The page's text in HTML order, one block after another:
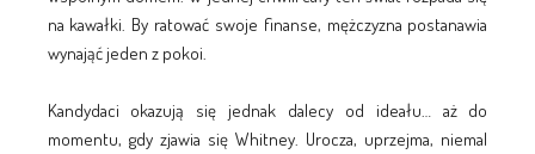
na kawałki. By ratować swoje finanse, mężczyzna postanawia
wynająć jeden z pokoi.
Kandydaci okazują się jednak dalecy od ideału… aż do
momentu, gdy zjawia się Whitney. Urocza, uprzejma, niemal